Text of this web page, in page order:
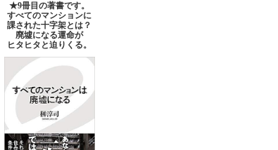
★9冊目の著書です。
すべてのマンションに
課された十字架とは？
廃墟になる運命が
ヒタヒタと迫りくる。